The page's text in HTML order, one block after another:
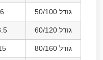
גודל 50/100 6 ק"ג
גודל 60/120 8.5
גודל 80/160 15